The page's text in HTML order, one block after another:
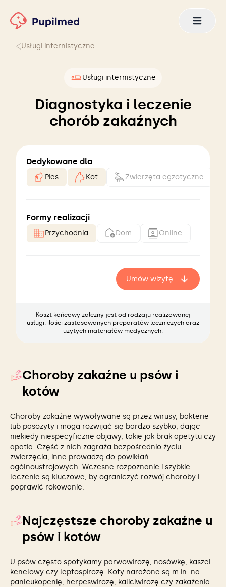
Usługi internistyczne
Usługi internistyczne
Diagnostyka i leczenie
chorób zakaźnych
Dedykowane dla
Pies Kot Zwierzęta egzotyczne
Formy realizacji
Przychodnia Dom Online
Umów wizytę
Koszt końcowy zależny jest od rodzaju realizowanej
usługi, ilości zastosowanych preparatów leczniczych oraz
użytych materiałów medycznych.
Choroby zakaźne u psów i
kotów
Choroby zakaźne wywoływane są przez wirusy, bakterie
lub pasożyty i mogą rozwijać się bardzo szybko, dając
niekiedy niespecyficzne objawy, takie jak brak apetytu czy
apatia. Część z nich zagraża bezpośrednio życiu
zwierzęcia, inne prowadzą do powikłań
ogólnoustrojowych. Wczesne rozpoznanie i szybkie
leczenie są kluczowe, by ograniczyć rozwój choroby i
poprawić rokowanie.
Najczęstsze choroby zakaźne u
psów i kotów
U psów często spotykamy parwowirozę, nosówkę, kaszel
kenelowy czy leptospirozę. Koty narażone są m.in. na
panleukopenię, herpeswirozę, kaliciwirozę czy zakażenia